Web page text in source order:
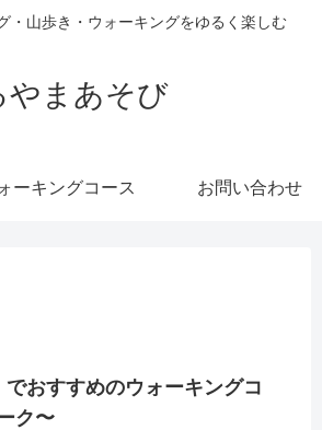
・山歩き・ウォーキングをゆるく楽しむ
やまあそび
ーキングコース お問い合わせ
おすすめのウォーキングコ
ク〜